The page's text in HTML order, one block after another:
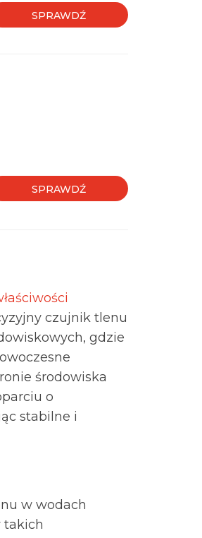
SPRAWDŹ
SPRAWDŹ
czujnik tlenu
gdzie
środowiska
o
stabilne i
w wodach
takich